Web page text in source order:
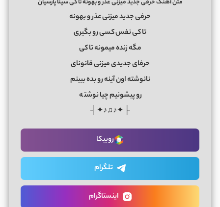
متن آهنگ حرفی جدید میزنی عذر و بهونه تا کی سینا پارسیان
حرفی جدید میزنی عذر و بهونه
تا کی نفس کسی رو بگیری
مگه زنده میمونه تا کی
حرفای جدیدی میزنی قانونای
نانوشته اون آینه رو بده ببینم
رو پیشونیم چیا نوشته
├ ✦♪♫♪✦ ┤
روبیکا
تلگرام
اینستاگرام